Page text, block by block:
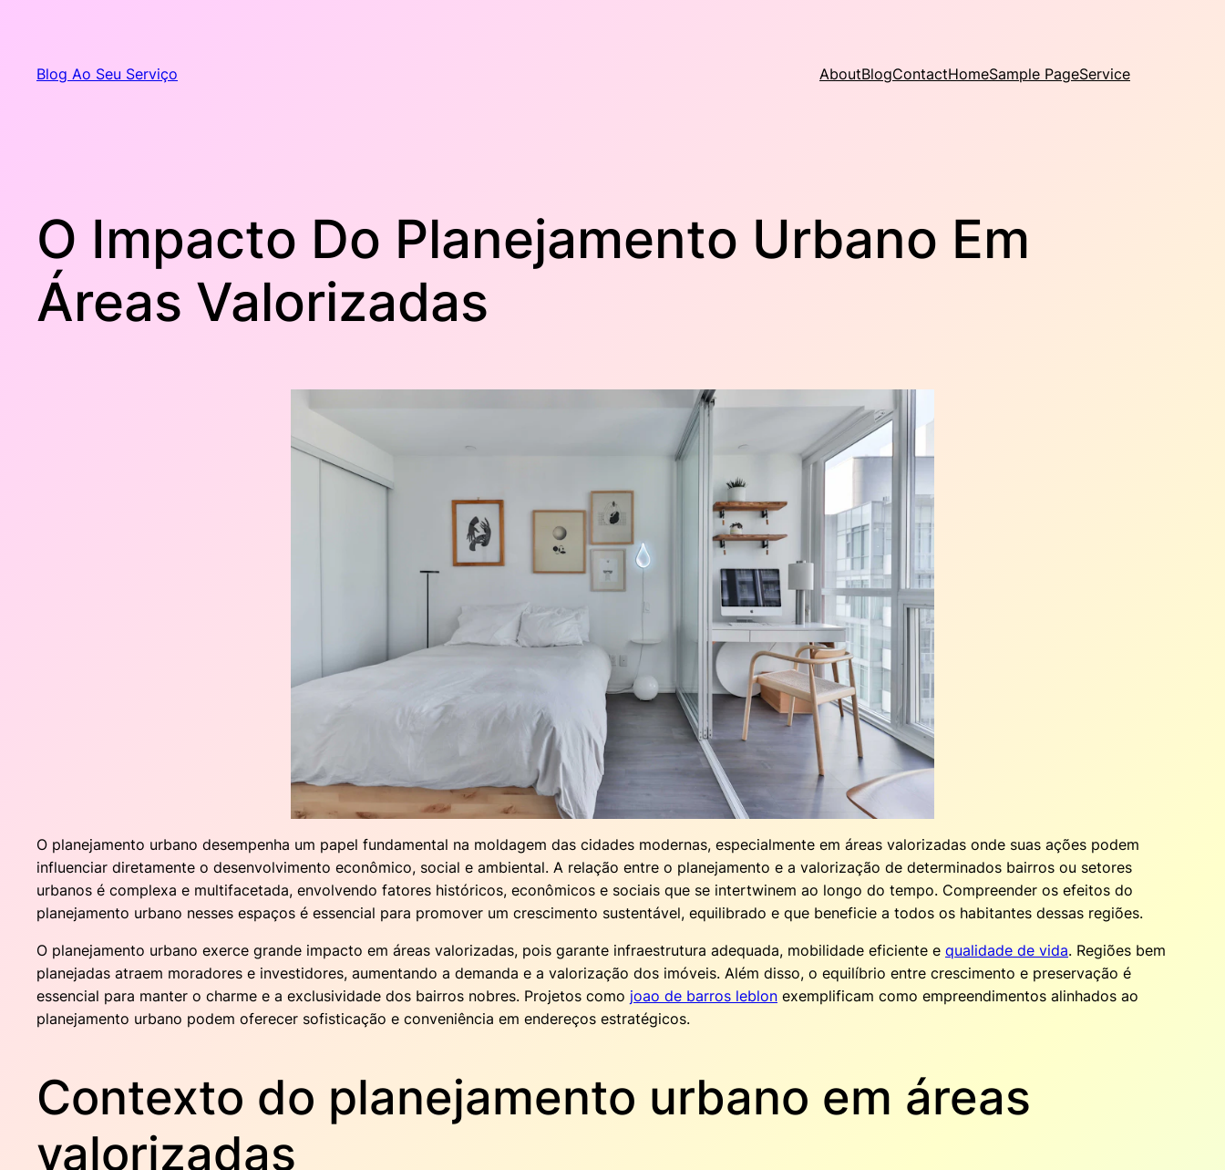
conteúdo
Blog Ao Seu Serviço AboutBlogContactHomeSample PageService
O Impacto Do Planejamento Urbano Em
Áreas Valorizadas
O planejamento urbano desempenha um papel fundamental na moldagem das cidades modernas, especialmente em áreas valorizadas onde suas ações podem
influenciar diretamente o desenvolvimento econômico, social e ambiental. A relação entre o planejamento e a valorização de determinados bairros ou setores
urbanos é complexa e multifacetada, envolvendo fatores históricos, econômicos e sociais que se intertwinem ao longo do tempo. Compreender os efeitos do
planejamento urbano nesses espaços é essencial para promover um crescimento sustentável, equilibrado e que beneficie a todos os habitantes dessas regiões.
O planejamento urbano exerce grande impacto em áreas valorizadas, pois garante infraestrutura adequada, mobilidade eficiente e qualidade de vida. Regiões bem
planejadas atraem moradores e investidores, aumentando a demanda e a valorização dos imóveis. Além disso, o equilíbrio entre crescimento e preservação é
essencial para manter o charme e a exclusividade dos bairros nobres. Projetos como joao de barros leblon exemplificam como empreendimentos alinhados ao
planejamento urbano podem oferecer sofisticação e conveniência em endereços estratégicos.
Contexto do planejamento urbano em áreas
valorizadas